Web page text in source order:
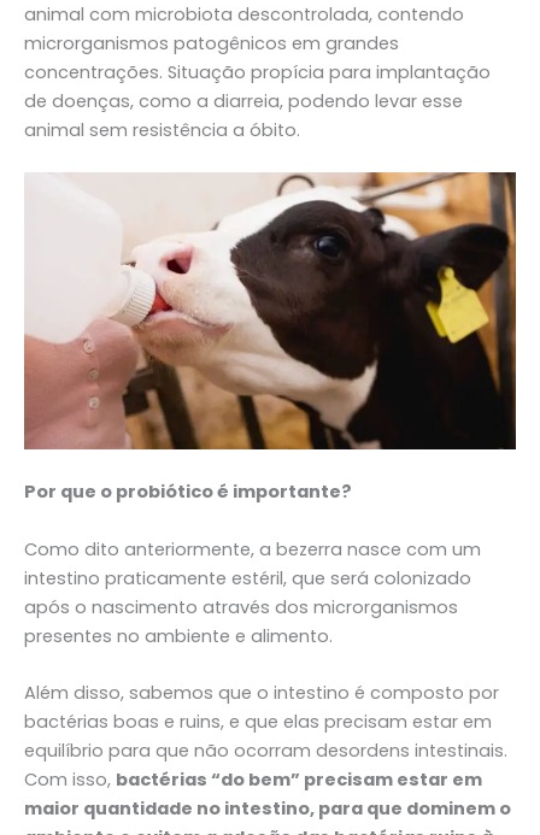
animal com microbiota descontrolada, contendo
microrganismos patogênicos em grandes
concentrações. Situação propícia para implantação
de doenças, como a diarreia, podendo levar esse
animal sem resistência a óbito.
Por que o probiótico é importante?
Como dito anteriormente, a bezerra nasce com um
intestino praticamente estéril, que será colonizado
após o nascimento através dos microrganismos
presentes no ambiente e alimento.
Além disso, sabemos que o intestino é composto por
bactérias boas e ruins, e que elas precisam estar em
equilíbrio para que não ocorram desordens intestinais.
Com isso, bactérias “do bem” precisam estar em
maior quantidade no intestino, para que dominem o